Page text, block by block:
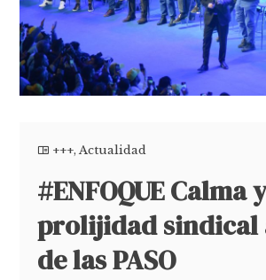
+++,Actualidad
#ENFOQUE Calma
prolijidad sindical
de las PASO